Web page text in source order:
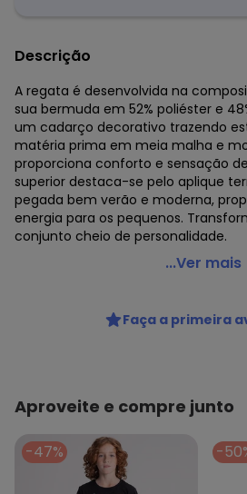
Descrição
A regata é desenvolvida na
sua bermuda em 52% poliéster e
um cadarço decorativo trazendo
matéria prima em meia malha e
proporciona conforto e sensação
superior destaca-se pelo aplique
pegada bem verão e moderna,
energia para os pequenos.
conjunto cheio de personalidade.
Vida Costeira - Conjunto Regata
Código do produto: 8271909
Modelagem: Ampla
Cinto: Não acompanha
Decote Frente : Redondo
Fornecedor: OLIVER COMERCIO
42.116.634/0001-54
...Ver mais
Faça a primeira
Aproveite e compre junto
-47% -